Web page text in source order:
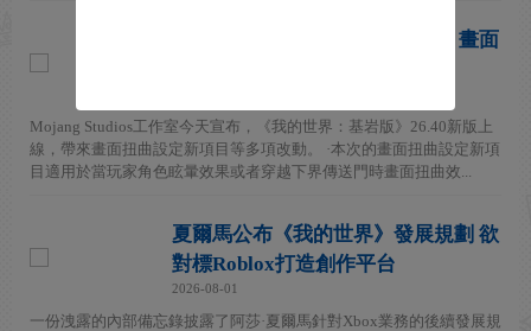
《我的世界：基岩版》新版上線 畫面
Mojang Studios工作室今天宣布，《我的世界：基岩版》26.40新版上
線，帶來畫面扭曲設定新項目等多項改動。 ·本次的畫面扭曲設定新項
目適用於當玩家角色眩暈效果或者穿越下界傳送門時畫面扭曲效...
夏爾馬公布《我的世界》發展規劃 欲
對標Roblox打造創作平台
2026-08-01
一份洩露的內部備忘錄披露了阿莎·夏爾馬針對Xbox業務的後續發展規